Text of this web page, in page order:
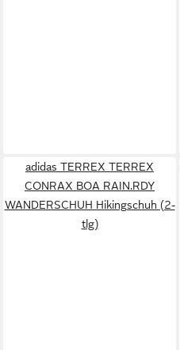
adidas TERREX TERREX
CONRAX BOA RAIN.RDY
WANDERSCHUH Hikingschuh (2-
tlg)